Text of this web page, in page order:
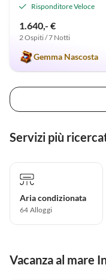
Risponditore Veloce
1.640,- €
2 Ospiti / 7 Notti
Gemma Nascosta
Servizi più
Aria condizionata
64 Alloggi
Vacanza al mare